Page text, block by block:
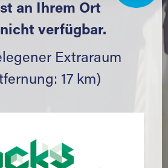
an Ihrem Ort
verfügbar.
Extraraum
17 km)